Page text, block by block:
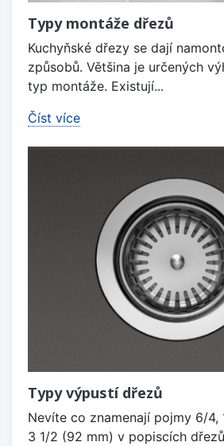
Typy montáže dřezů
Kuchyňské dřezy se dají
způsobů. Většina je určených
typ montáže. Existují...
Číst více
Typy výpustí dřezů
Nevíte co znamenají pojmy 6/4,
3 1/2 (92 mm) v popiscích